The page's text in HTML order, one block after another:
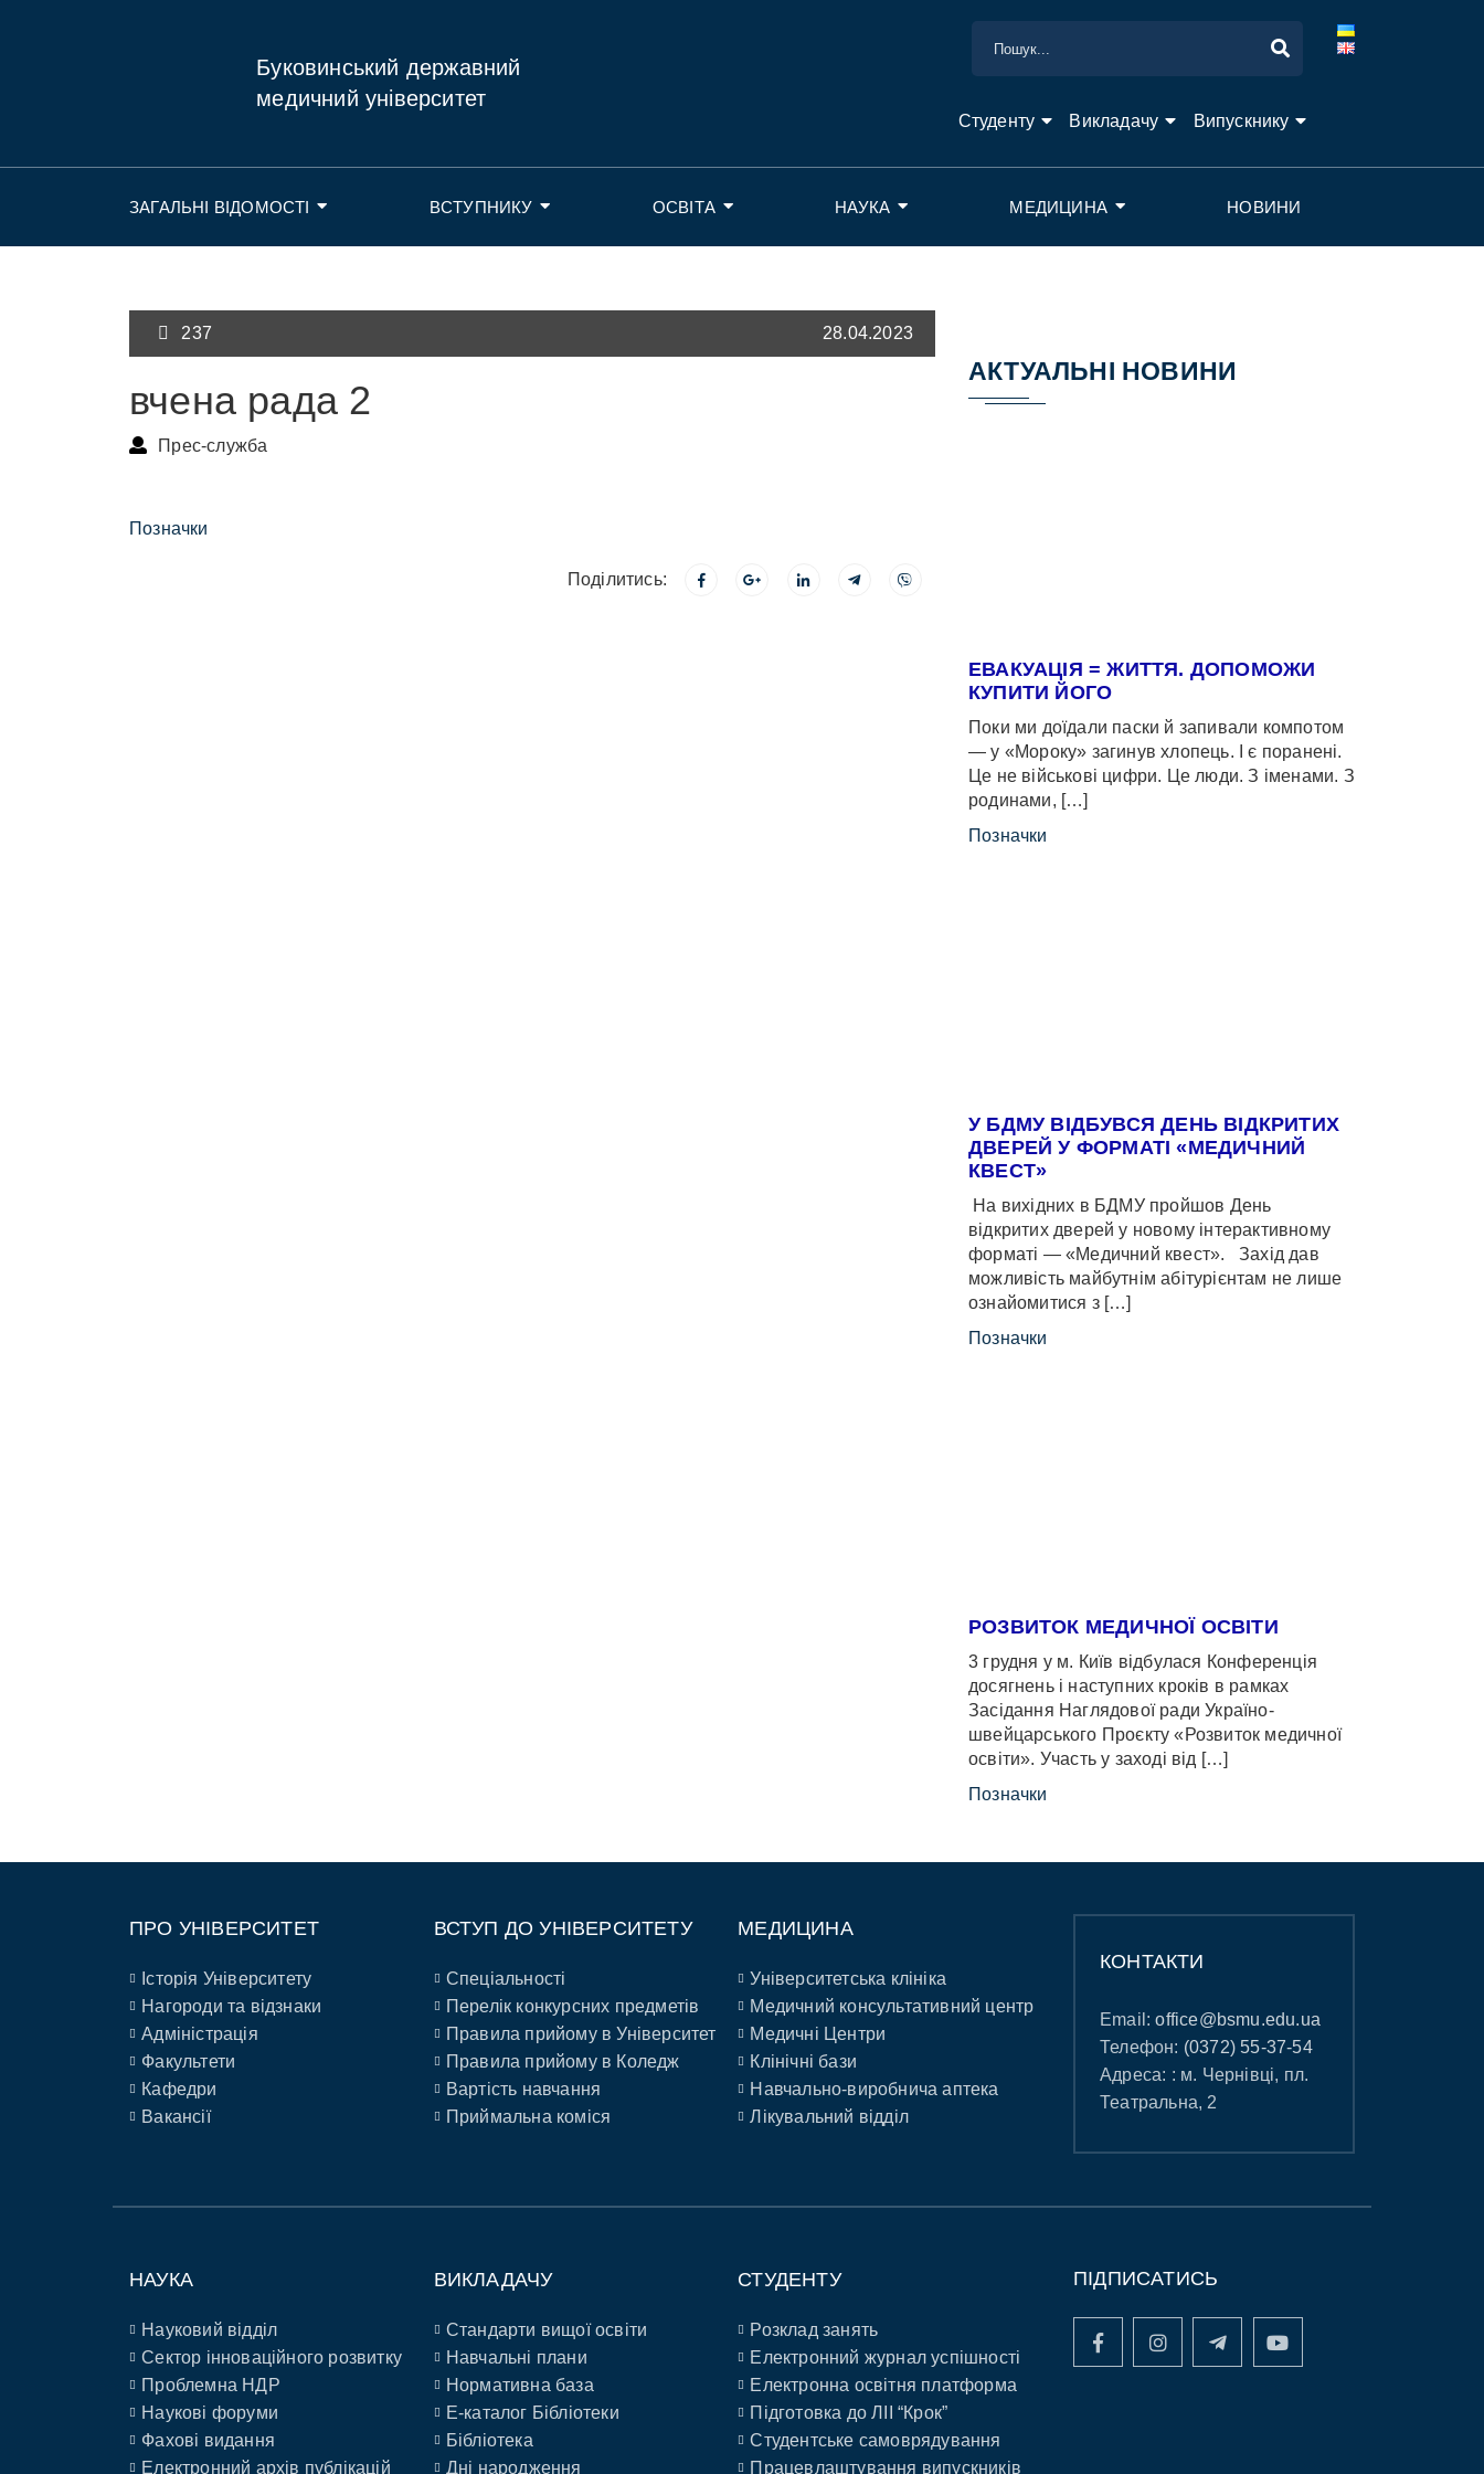
Буковинський державний
медичний університет
Студенту Викладачу Випускнику
ЗАГАЛЬНІ ВІДОМОСТІ ВСТУПНИКУ ОСВІТА НАУКА МЕДИЦИНА НОВИНИ
237 28.04.2023
вчена рада 2
Прес-служба
Позначки
Поділитись:
АКТУАЛЬНІ НОВИНИ
ЕВАКУАЦІЯ = ЖИТТЯ. ДОПОМОЖИ
КУПИТИ ЙОГО
Поки ми доїдали паски й запивали компотом
— у «Мороку» загинув хлопець. І є поранені.
Це не військові цифри. Це люди. З іменами. З
родинами, […]
Позначки
У БДМУ ВІДБУВСЯ ДЕНЬ ВІДКРИТИХ
ДВЕРЕЙ У ФОРМАТІ «МЕДИЧНИЙ
КВЕСТ»
На вихідних в БДМУ пройшов День
відкритих дверей у новому інтерактивному
форматі — «Медичний квест». Захід дав
можливість майбутнім абітурієнтам не лише
ознайомитися з […]
Позначки
РОЗВИТОК МЕДИЧНОЇ ОСВІТИ
3 грудня у м. Київ відбулася Конференція
досягнень і наступних кроків в рамках
Засідання Наглядової ради Україно-
швейцарського Проєкту «Розвиток медичної
освіти». Участь у заході від […]
Позначки
ПРО УНІВЕРСИТЕТ
Історія Університету
Нагороди та відзнаки
Адміністрація
Факультети
Кафедри
Вакансії
ВСТУП ДО УНІВЕРСИТЕТУ
Спеціальності
Перелік конкурсних предметів
Правила прийому в Університет
Правила прийому в Коледж
Вартість навчання
Приймальна коміся
МЕДИЦИНА
Університетська клініка
Медичний консультативний центр
Медичні Центри
Клінічні бази
Навчально-виробнича аптека
Лікувальний відділ
КОНТАКТИ
Email:office@bsmu.edu.ua
Телефон: (0372) 55-37-54
Адреса: : м. Чернівці, пл.
Театральна, 2
НАУКА
Науковий відділ
Сектор інноваційного розвитку
Проблемна НДР
Наукові форуми
Фахові видання
Електронний архів публікацій
ВИКЛАДАЧУ
Стандарти вищої освіти
Навчальні плани
Нормативна база
E-каталог Бібліотеки
Бібліотека
Дні народження
СТУДЕНТУ
Розклад занять
Електронний журнал успішності
Електронна освітня платформа
Підготовка до ЛІІ “Крок”
Студентське самоврядування
Працевлаштування випускників
ПІДПИСАТИСЬ